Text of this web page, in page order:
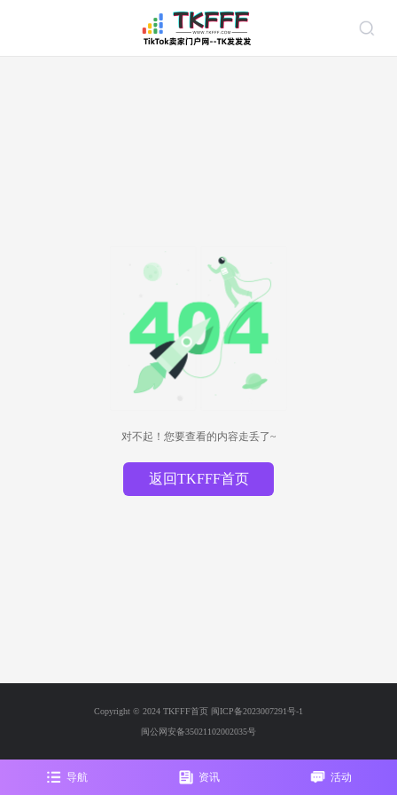
对不起！您要查看的内容走丢了~
返回TKFFF首页
Copyright © 2024 TKFFF首页 闽ICP备2023007291号-1
闽公网安备35021102002035号
导航 资讯 活动